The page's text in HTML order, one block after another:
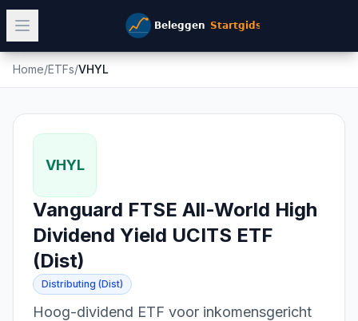
Home/ETFs/VHYL
VHYL
Vanguard FTSE All-World High
Dividend Yield UCITS ETF
(Dist)
Distributing (Dist)
Hoog-dividend ETF voor inkomensgericht